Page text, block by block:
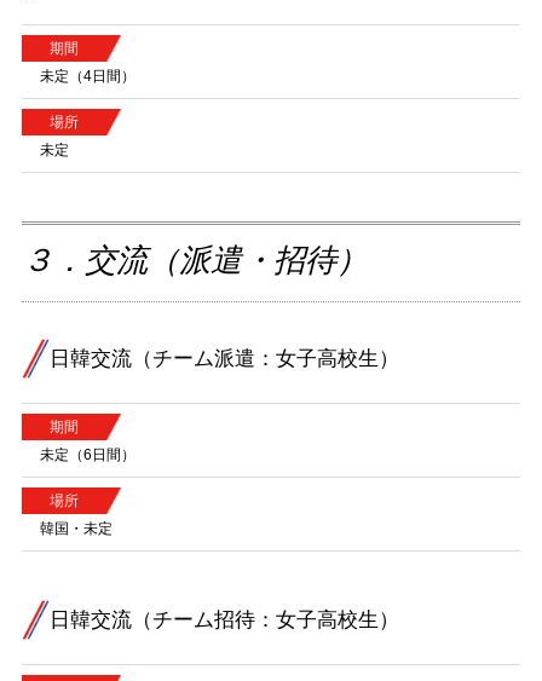
期間
未定（4日間）
場所
未定
３．交流（派遣・招待）
日韓交流（チーム派遣：女子高校生）
期間
未定（6日間）
場所
韓国・未定
日韓交流（チーム招待：女子高校生）